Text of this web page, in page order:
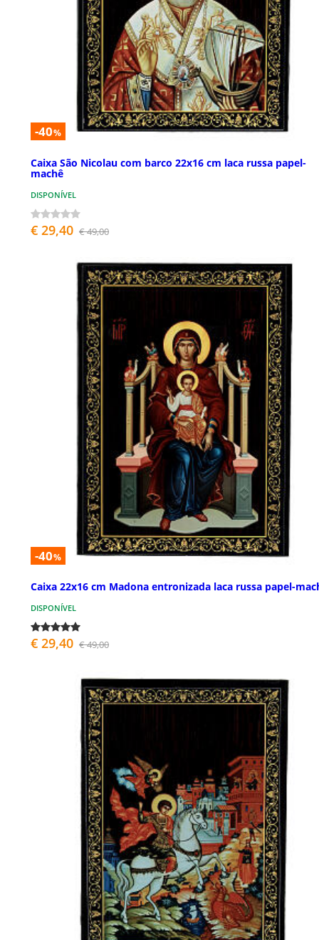
-40%
Caixa São Nicolau com barco 22x16 cm laca russa papel-
machê
DISPONÍVEL
€ 29,40 € 49,00
-40%
Caixa 22x16 cm Madona entronizada laca russa papel-
DISPONÍVEL
€ 29,40 € 49,00